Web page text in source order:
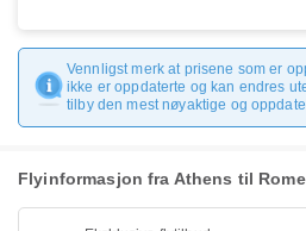
Vennligst merk at prisene som er
ikke er oppdaterte og kan endres
tilby den mest nøyaktige og
Flyinformasjon fra Athens til Rome